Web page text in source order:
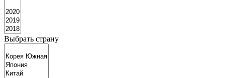
Выбрать страну